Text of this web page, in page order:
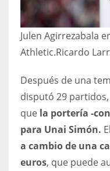
Julen Agirrezabala
Athletic.Ricardo
Después de una
disputó 29
que la portería -
para Unai Simón.
a cambio de una
euros, que puede